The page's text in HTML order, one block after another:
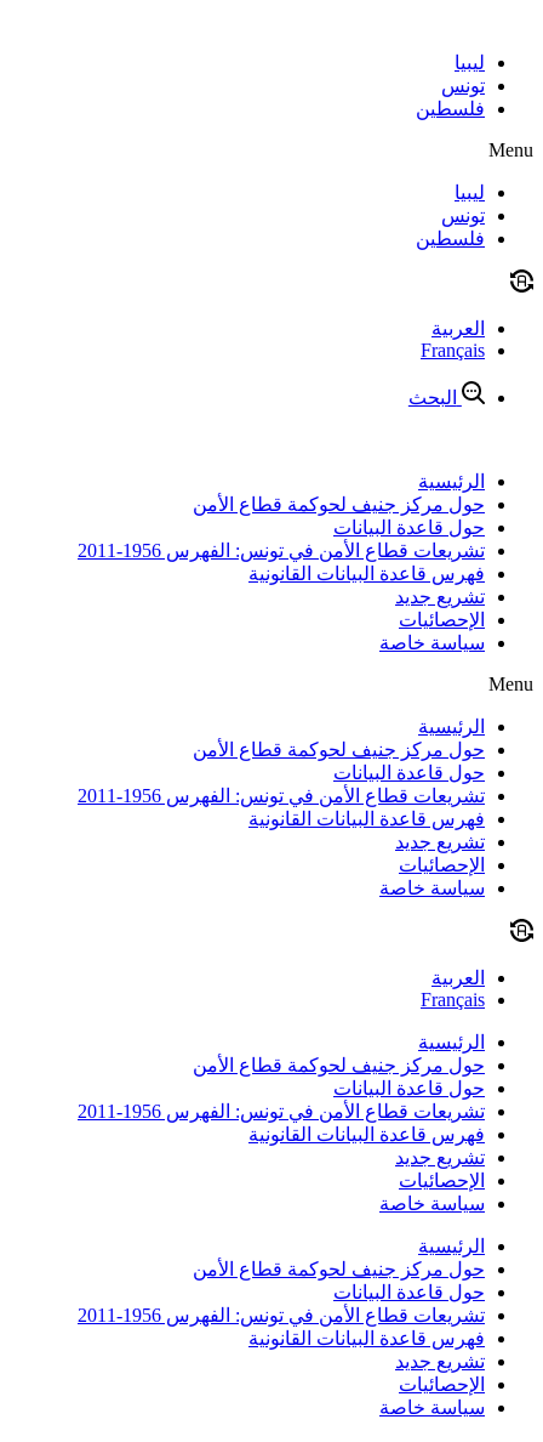
contentليبيا
تونس
فلسطين
Menu
ليبيا
تونس
فلسطين
العربية
Français
البحث
الرئيسية
حول مركز جنيف لحوكمة قطاع الأمن
حول قاعدة البيانات
تشريعات قطاع الأمن في تونس: الفهرس 1956-2011
فهرس قاعدة البيانات القانونية
تشريع جديد
الإحصائيات
سياسة خاصة
Menu
الرئيسية
حول مركز جنيف لحوكمة قطاع الأمن
حول قاعدة البيانات
تشريعات قطاع الأمن في تونس: الفهرس 1956-2011
فهرس قاعدة البيانات القانونية
تشريع جديد
الإحصائيات
سياسة خاصة
العربية
Français
الرئيسية
حول مركز جنيف لحوكمة قطاع الأمن
حول قاعدة البيانات
تشريعات قطاع الأمن في تونس: الفهرس 1956-2011
فهرس قاعدة البيانات القانونية
تشريع جديد
الإحصائيات
سياسة خاصة
الرئيسية
حول مركز جنيف لحوكمة قطاع الأمن
حول قاعدة البيانات
تشريعات قطاع الأمن في تونس: الفهرس 1956-2011
فهرس قاعدة البيانات القانونية
تشريع جديد
الإحصائيات
سياسة خاصة